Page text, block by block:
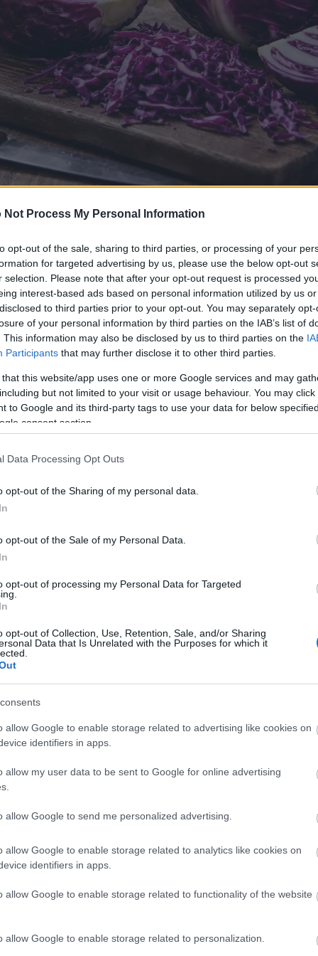
Not Process My Personal Information
opt-out of the sale, sharing to third parties, or processing of your
for targeted advertising by us, please use the below opt-out
selection. Please note that after your opt-out request is processed
interest-based ads based on personal information utilized by us
to third parties prior to your opt-out. You may separately
of your personal information by third parties on the IAB’s list of
This information may also be disclosed by us to third parties on the
Participants that may further disclose it to other third parties.
that this website/app uses one or more Google services and may
but not limited to your visit or usage behaviour. You may
to Google and its third-party tags to use your data for below
consent section.
Data Processing Opt Outs
opt-out of the Sharing of my personal data.
opt-out of the Sale of my Personal Data.
opt-out of processing my Personal Data for Targeted
opt-out of Collection, Use, Retention, Sale, and/or Sharing
Data that Is Unrelated with the Purposes for which it
allow Google to enable storage related to advertising like cookies on
identifiers in apps.
allow my user data to be sent to Google for online advertising
allow Google to send me personalized advertising.
allow Google to enable storage related to analytics like cookies on
identifiers in apps.
allow Google to enable storage related to functionality of the website
allow Google to enable storage related to personalization.
مزید معلومات اور اعلیٰ قراردادوں کے لیے تصویر پر کلک کریں یا ٹیپ
پیش کرتی ہے، بشمول بھرپور غذائیت۔
شامل کرنے سے بیماری سے بچاؤ میں مدد مل سکتی ہے۔
کی ورسٹائل ترکیبیں موجود ہیں۔
بھری ہوئی ہے جو مجموعی صحت کو فروغ دیتی ہے۔
دیتی ہے اور سوزش کو کم کرتی ہے۔
رکن ہے۔ اس گروپ میں بروکولی اور گوبھی بھی شامل ہیں۔ اس
پیش کر سکتے ہیں۔ سرخ گوبھی اپنی استعداد کے لیے جانا جاتا ہے
ہے، سبز گوبھی سے مختلف۔ اس سے یہ بہت سے لوگوں کو دلکش بنا
سے ذائقہ اور غذائیت دونوں میں اضافہ ہو سکتا ہے۔ آپ اسے کچے
میں ایک بہترین اضافہ ہے۔
پروفائل
کی اچھی چیزوں کے توازن کو ظاہر کرتے ہیں۔ اس میں